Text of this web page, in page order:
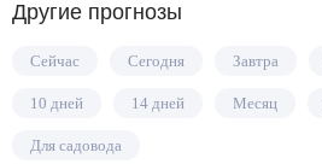
Другие прогнозы
Сейчас Сегодня Завтра
10 дней 14 дней Месяц
Для садовода